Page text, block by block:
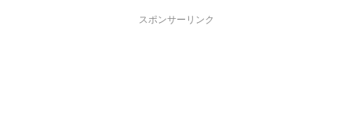
スポンサーリンク